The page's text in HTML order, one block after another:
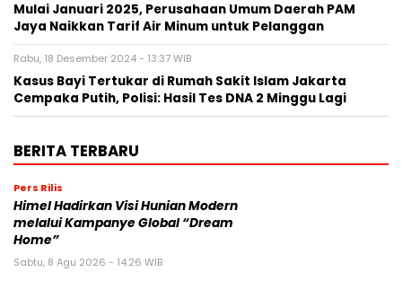
Mulai Januari 2025, Perusahaan Umum Daerah PAM
Jaya Naikkan Tarif Air Minum untuk Pelanggan
Rabu, 18 Desember 2024 - 13:37 WIB
Kasus Bayi Tertukar di Rumah Sakit Islam Jakarta
Cempaka Putih, Polisi: Hasil Tes DNA 2 Minggu Lagi
BERITA TERBARU
Pers Rilis
Himel Hadirkan Visi Hunian Modern
melalui Kampanye Global “Dream
Home”
Sabtu, 8 Agu 2026 - 14:26 WIB